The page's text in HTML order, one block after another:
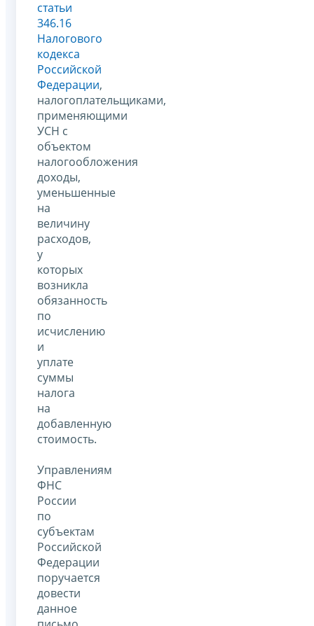
статьи
346.16
Налогового
кодекса
Российской
Федерации,
налогоплательщиками,
применяющими
УСН с
объектом
налогообложения
доходы,
уменьшенные
на
величину
расходов,
у
которых
возникла
обязанность
по
исчислению
и
уплате
суммы
налога
на
добавленную
стоимость.
Управлениям
ФНС
России
по
субъектам
Российской
Федерации
поручается
довести
данное